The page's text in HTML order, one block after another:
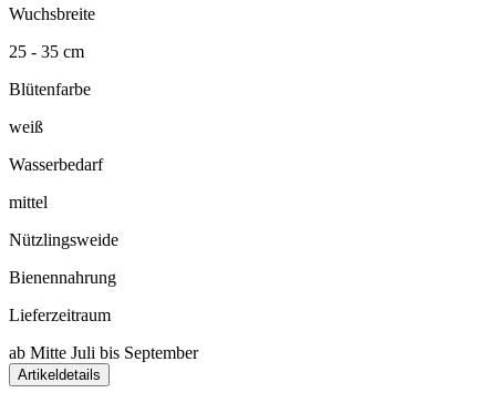
Wuchsbreite
25 - 35 cm
Blütenfarbe
weiß
Wasserbedarf
mittel
Nützlingsweide
Bienennahrung
Lieferzeitraum
ab Mitte Juli bis September
Artikeldetails